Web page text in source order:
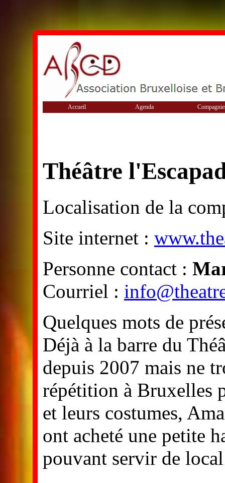
Accueil Agenda
Théâtre
Localisation de la
Site internet :
Personne contact :
Courriel :
Quelques mots de
Déjà à la barre du
depuis 2007 mais ne
répétition à Bruxelles
et leurs costumes,
ont acheté une petite
pouvant servir de